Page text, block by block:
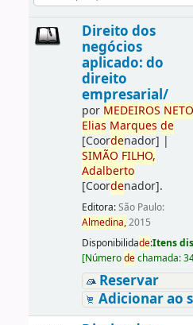
Direito dos
negócios
aplicado: do
direito
empresarial/
por MEDEIROS
Elias Marques de
[Coordenador] |
SIMÃO FILHO,
Adalberto
[Coordenador].
Editora:São Paulo:
Almedina,2015
Disponibilidade:Itens
[Númerodechamada:
Reservar
Adicionar ao